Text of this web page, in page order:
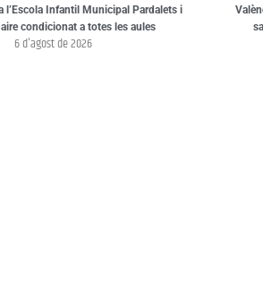
l’Escola Infantil Municipal Pardalets i
condicionat a totes les aules
6 d'agost de 2026